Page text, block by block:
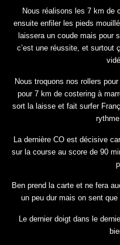
Nous réalisons les 7 km de
ensuite enfiler les pieds
laissera un coude mais pour
c’est une réussite, et surtout
Nous troquons nos rollers
pour 7 km de costering à
sort la laisse et fait surfer
La dernière CO est décisive
sur la course au score de 90
Ben prend la carte et ne fera
un peu dur mais on sent que
Le dernier doigt dans le